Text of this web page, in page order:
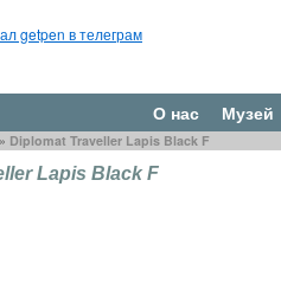
getpen в телеграм
О нас Музей
» Diplomat Traveller Lapis Black F
Lapis Black F